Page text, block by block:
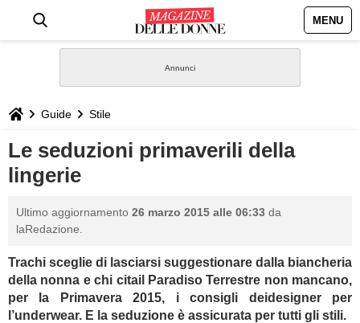
MENU
STILE
BIOGRAFIE
DEFINIZIONI
GASTRONOMIA
CAPELLI
Guide Stile
Le seduzioni primaverili della
lingerie
Ultimo aggiornamento 26 marzo 2015 alle 06:33 da
laRedazione.
Trachi sceglie di lasciarsi suggestionare dalla biancheria
della nonna e chi citail Paradiso Terrestre non mancano,
per la Primavera 2015, i consigli deidesigner per
l’underwear. E la seduzione è assicurata per tutti gli stili.